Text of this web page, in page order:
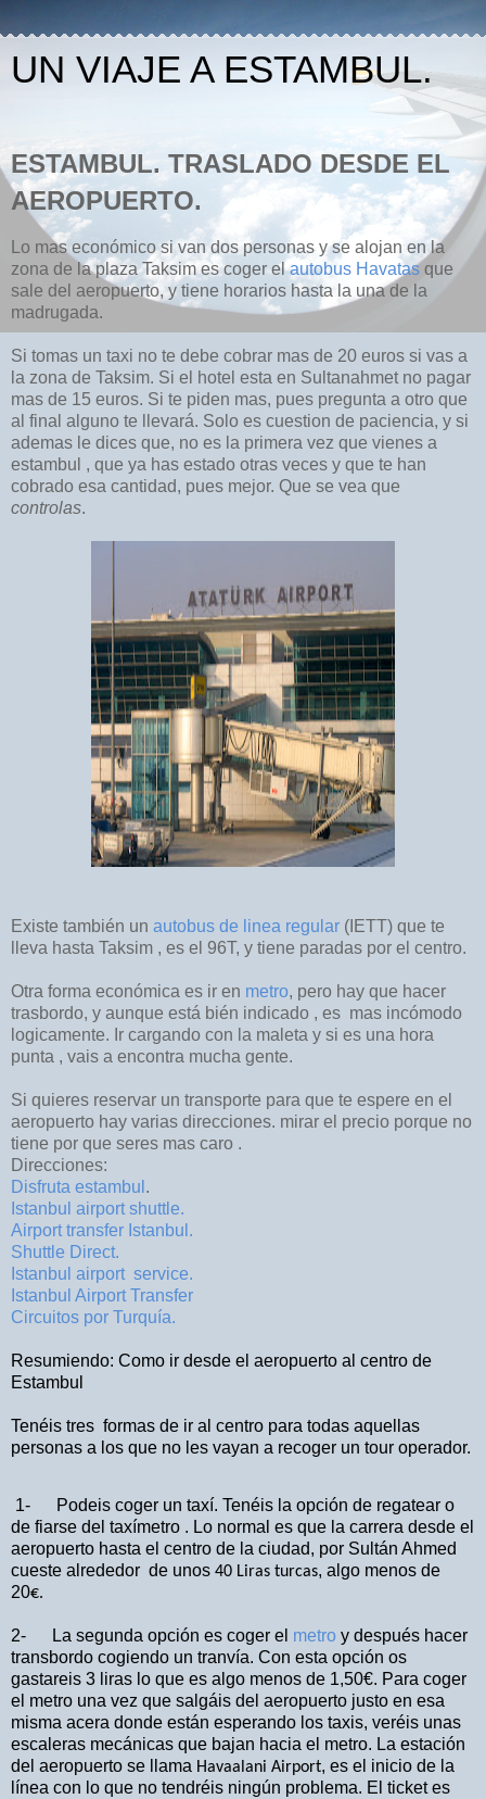
UN VIAJE A ESTAMBUL.
ESTAMBUL. TRASLADO DESDE EL
AEROPUERTO.
Lo mas económico si van dos personas y se alojan en la
zona de la plaza Taksim es coger elautobus Havatasque
sale del aeropuerto, y tiene horarios hasta la una de la
madrugada.
Si tomas un taxi no te debe cobrar mas de 20 euros si vas a
la zona de Taksim. Si el hotel esta en Sultanahmet no pagar
mas de 15 euros. Si te piden mas, pues pregunta a otro que
al final alguno te llevará. Solo es cuestion de paciencia, y si
ademas le dices que, no es la primera vez que vienes a
estambul , que ya has estado otras veces y que te han
cobrado esa cantidad, pues mejor. Que se vea que
controlas.
Existe también un autobus de linea regular (IETT) que te
lleva hasta Taksim , es el 96T, y tiene paradas por el centro.
Otra forma económica es ir en metro, pero hay que hacer
trasbordo, y aunque está bién indicado , es mas incómodo
logicamente. Ir cargando con la maleta y si es una hora
punta , vais a encontra mucha gente.
Si quieres reservar un transporte para que te espere en el
aeropuerto hay varias direcciones. mirar el precio porque no
tiene por que seres mas caro .
Direcciones:
Disfruta estambul .
Istanbul airport shuttle.
Airport transfer Istanbul.
Shuttle Direct.
Istanbul airport service.
Istanbul Airport Transfer
Circuitos por Turquía.
Resumiendo: Como ir desde el aeropuerto al centro de
Estambul
Tenéis tres formas de ir al centro para todas aquellas
personas a los que no les vayan a recoger un tour operador.
1-
Podeis coger un taxí. Tenéis la opción de regatear o
de fiarse del taxímetro . Lo normal es que la carrera desde el
aeropuerto hasta el centro de la ciudad, por Sultán Ahmed
cueste alrededor de unos 40 Liras turcas, algo menos de
20€.
2- La segunda opción es coger el metro y después hacer
transbordo cogiendo un tranvía. Con esta opción os
gastareis 3 liras lo que es algo menos de 1,50€. Para coger
el metro una vez que salgáis del aeropuerto justo en esa
misma acera donde están esperando los taxis, veréis unas
escaleras mecánicas que bajan hacia el metro. La estación
del aeropuerto se llama Havaalani Airport, es el inicio de la
línea con lo que no tendréis ningún problema. El ticket es